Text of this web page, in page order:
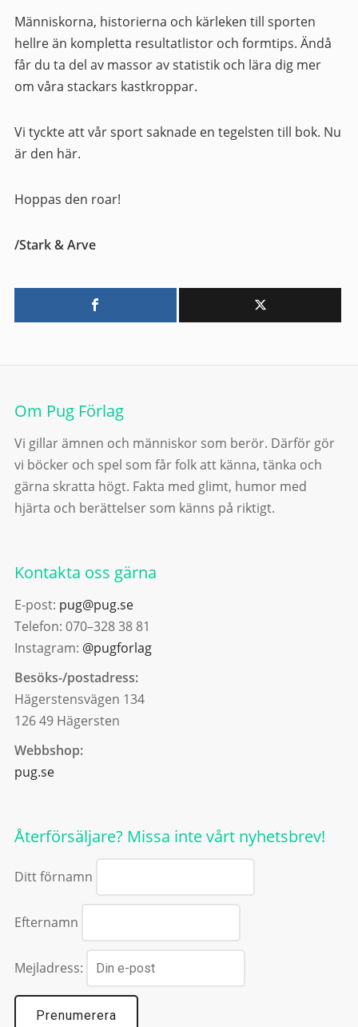
Människorna, historierna och kärleken till sporten
hellre än kompletta resultatlistor och formtips. Ändå
får du ta del av massor av statistik och lära dig mer
om våra stackars kastkroppar.
Vi tyckte att vår sport saknade en tegelsten till bok. Nu
är den här.
Hoppas den roar!
/Stark & Arve
Om Pug Förlag
Vi gillar ämnen och människor som berör. Därför gör
vi böcker och spel som får folk att känna, tänka och
gärna skratta högt. Fakta med glimt, humor med
hjärta och berättelser som känns på riktigt.
Kontakta oss gärna
E-post: pug@pug.se
Telefon: 070–328 38 81
Instagram: @pugforlag
Besöks-/postadress:
Hägerstensvägen 134
126 49 Hägersten
Webbshop:
pug.se
Återförsäljare? Missa inte vårt nyhetsbrev!
Ditt förnamn
Efternamn
Mejladress: